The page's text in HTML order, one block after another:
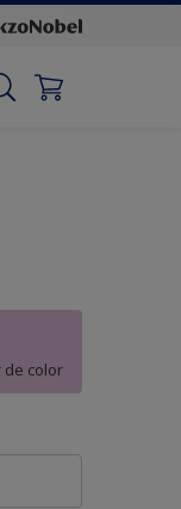
de color